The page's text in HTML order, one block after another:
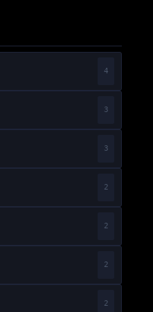
4
3
3
2
2
2
2